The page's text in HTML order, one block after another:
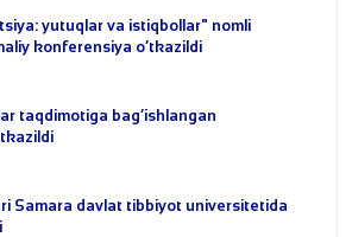
yutuqlar va istiqbollar" nomli
konferensiya o‘tkazildi
taqdimotiga bag‘ishlangan
Samara davlat tibbiyot universitetida